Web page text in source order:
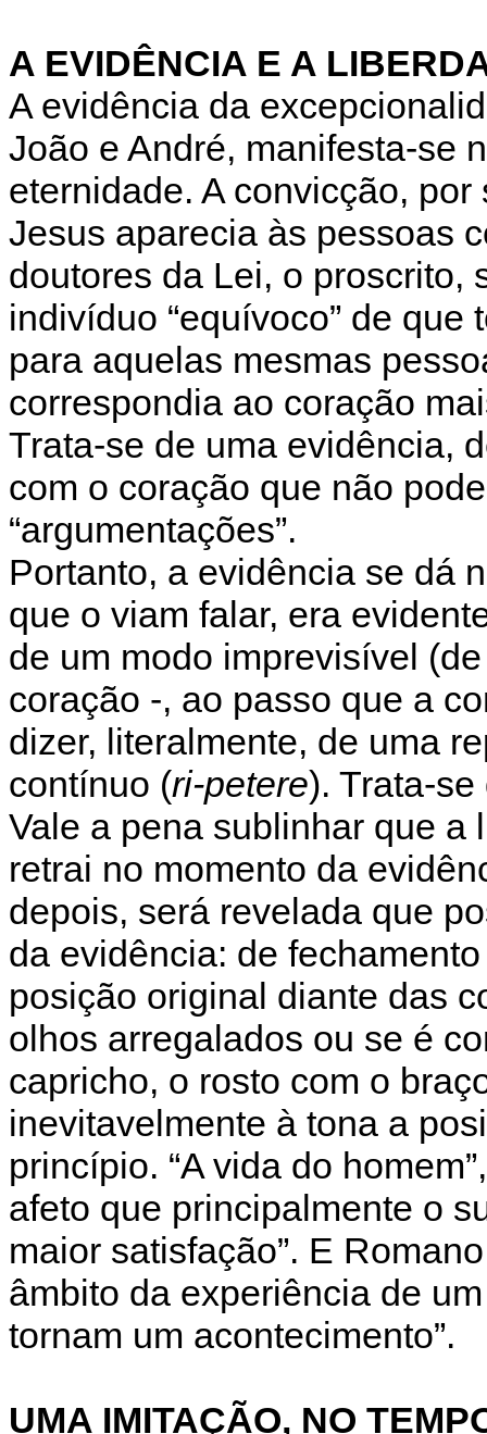
A EVIDÊNCIA E A
A evidência da
João e André, manifesta-se
eternidade. A convicção,
Jesus aparecia às pessoas
doutores da Lei, o proscrito,
indivíduo “equívoco” de
para aquelas mesmas
correspondia ao coração
Trata-se de uma evidência,
com o coração que não
“argumentações”.
Portanto, a evidência se dá
que o viam falar, era
de um modo imprevisível
coração -, ao passo que a
dizer, literalmente, de uma
contínuo (ri-petere). Trata-se
Vale a pena sublinhar que a
retrai no momento da
depois, será revelada que
da evidência: de
posição original diante das
olhos arregalados ou se é
capricho, o rosto com o
inevitavelmente à tona a
princípio. “A vida do
afeto que principalmente o
maior satisfação”. E
âmbito da experiência de
tornam um acontecimento”.
UMA IMITAÇÃO, NO